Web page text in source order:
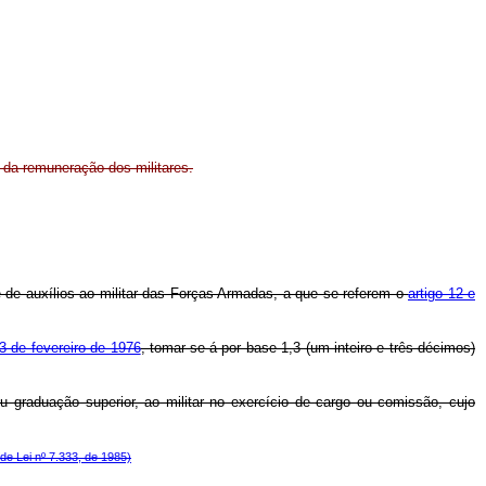
remuneração dos militares.
auxílios ao militar das Forças Armadas, a que se referem oartigo 12 e
de fevereiro de 1976, tomar-se-á por base 1,3 (um inteiro e três décimos)
superior, ao militar no exercício de cargo ou comissão, cujo
Lei nº 7.333, de 1985)